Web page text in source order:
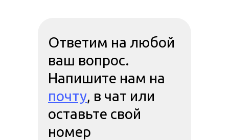
Ответим на любой
ваш вопрос.
Напишите нам на
почту, в чат или
оставьте свой
номер